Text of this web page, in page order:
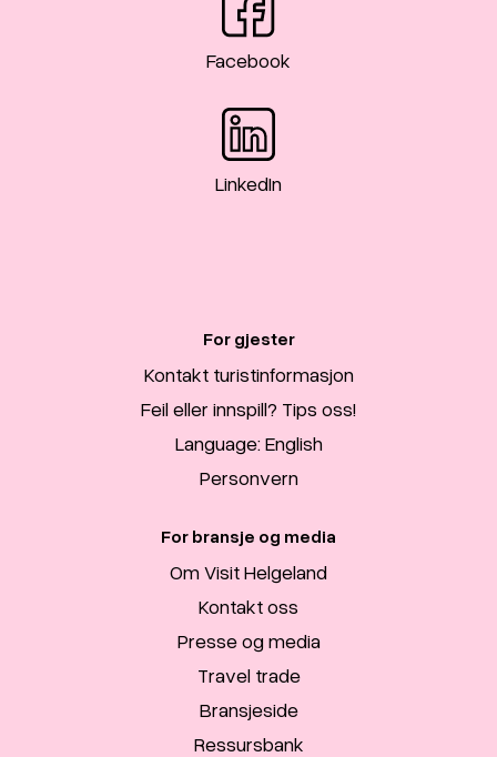
Facebook
LinkedIn
For gjester
Kontakt turistinformasjon
Feil eller innspill? Tips oss!
Language: English
Personvern
For bransje og media
Om Visit Helgeland
Kontakt oss
Presse og media
Travel trade
Bransjeside
Ressursbank